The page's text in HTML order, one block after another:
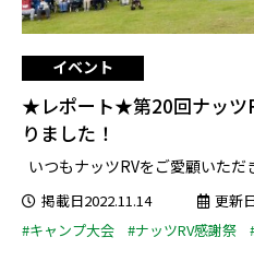
イベント
★レポート★第20回ナッツ
りました！
いつもナッツRVをご愛顧いただ
掲載日2022.11.14
更新
#キャンプ大会
#ナッツRV感謝祭